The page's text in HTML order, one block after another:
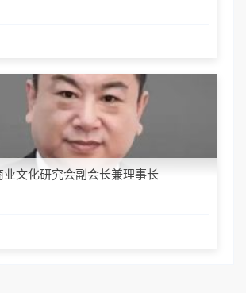
文化研究会副会长兼理事长